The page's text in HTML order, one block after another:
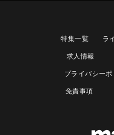
特集一覧 ラ
求人情報
プライバシーポ
免責事項